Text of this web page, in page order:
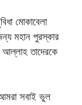
মোকাবেলা
মহান পুরস্কার
তাদেরকে
সবাই ভুল